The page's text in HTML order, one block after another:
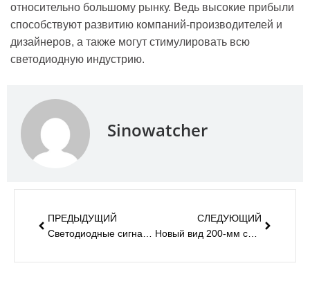
относительно большому рынку. Ведь высокие прибыли
способствуют развитию компаний-производителей и
дизайнеров, а также могут стимулировать всю
светодиодную индустрию.
Sinowatcher
ПРЕДЫДУЩИЙ
СЛЕДУЮЩИЙ
Новый вид 200-мм светодиодных пешеходных сигналов